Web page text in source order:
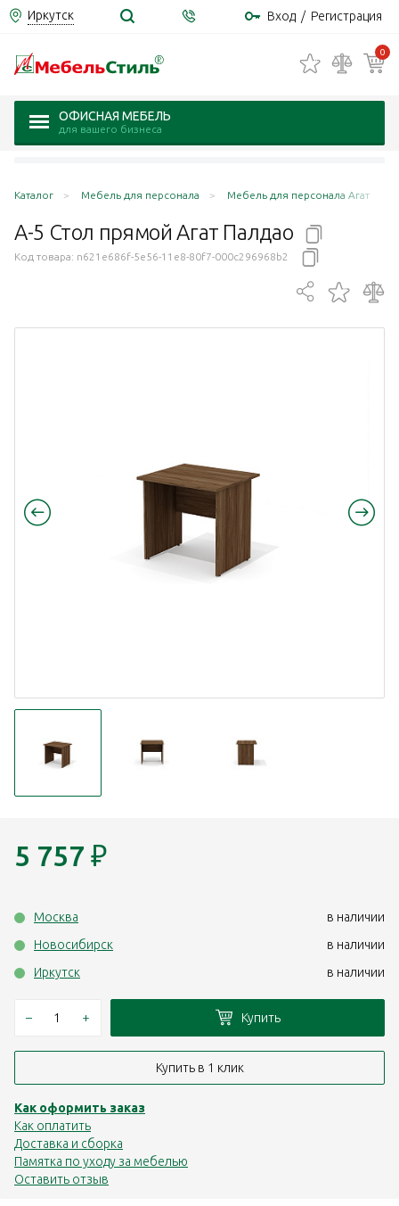
Иркутск Вход / Регистрация
0
ОФИСНАЯ МЕБЕЛЬ
для вашего бизнеса
Каталог Мебель для персонала Мебель для персонала Агат
А-5 Стол прямой Агат Палдао
Код товара: n621e686f-5e56-11e8-80f7-000c296968b2
5 757 ₽
Москва
в наличии
Новосибирск
в наличии
Иркутск
в наличии
– + Купить
Купить в 1 клик
Как оформить заказ
Как оплатить
Доставка и сборка
Памятка по уходу за мебелью
Оставить отзыв